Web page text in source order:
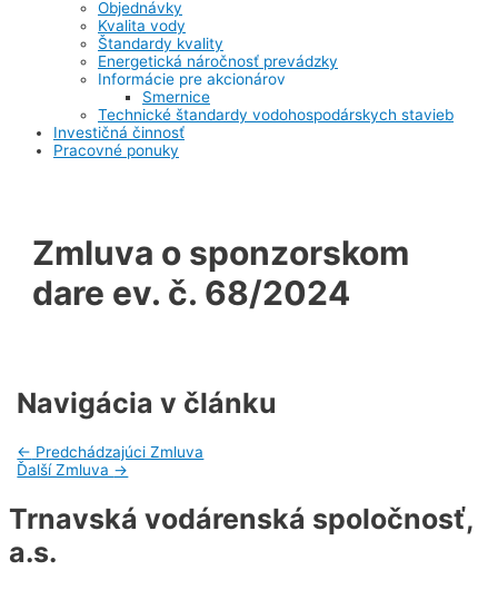
Objednávky
Kvalita vody
Štandardy kvality
Energetická náročnosť prevádzky
Informácie pre akcionárov
Smernice
Technické štandardy vodohospodárskych stavieb
Investičná činnosť
Pracovné ponuky
Zmluva o sponzorskom
dare ev. č. 68/2024
Navigácia v článku
← Predchádzajúci Zmluva
Ďalší Zmluva →
Trnavská vodárenská spoločnosť,
a.s.